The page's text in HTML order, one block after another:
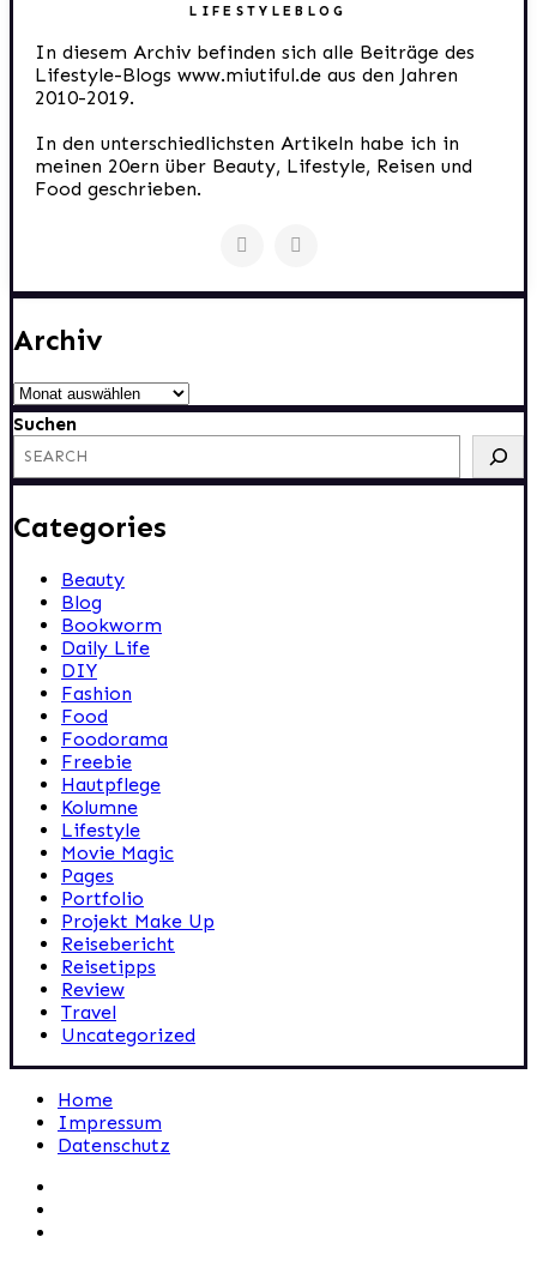
LIFESTYLEBLOG
In diesem Archiv befinden sich alle Beiträge des
Lifestyle-Blogs www.miutiful.de aus den Jahren
2010-2019.
In den unterschiedlichsten Artikeln habe ich in
meinen 20ern über Beauty, Lifestyle, Reisen und
Food geschrieben.
Archiv
Archiv
Suchen
Categories
Beauty
Blog
Bookworm
Daily Life
DIY
Fashion
Food
Foodorama
Freebie
Hautpflege
Kolumne
Lifestyle
Movie Magic
Pages
Portfolio
Projekt Make Up
Reisebericht
Reisetipps
Review
Travel
Uncategorized
Home
Impressum
Datenschutz